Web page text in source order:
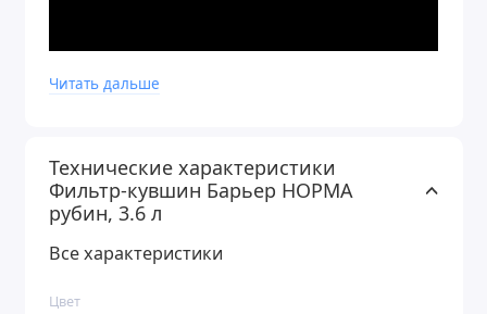
Читать дальше
Технические характеристики
Фильтр-кувшин Барьер НОРМА
рубин, 3.6 л
Все характеристики
Цвет